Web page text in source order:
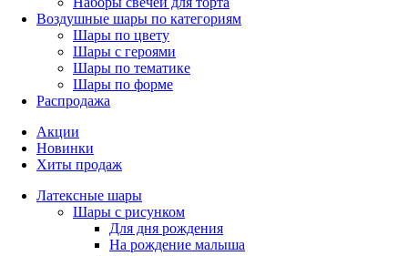
Воздушные шары по категориям
Шары по цвету
Шары с героями
Шары по тематике
Шары по форме
Распродажа
Акции
Новинки
Хиты продаж
Латексные шары
Шары с рисунком
Для дня рождения
На рождение малыша